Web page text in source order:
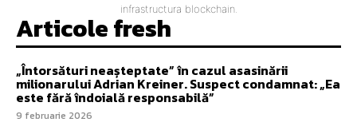
infrastructura blockchain.
Articole fresh
„Întorsături neașteptate” în cazul asasinării
milionarului Adrian Kreiner. Suspect condamnat: „Ea
este fără îndoială responsabilă”
9 februarie 2026